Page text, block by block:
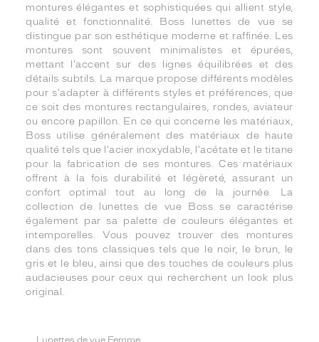
montures élégantes et sophistiquées qui allient style,
qualité et fonctionnalité. Boss lunettes de vue se
distingue par son esthétique moderne et raffinée. Les
montures sont souvent minimalistes et épurées,
mettant l'accent sur des lignes équilibrées et des
détails subtils. La marque propose différents modèles
pour s'adapter à différents styles et préférences, que
ce soit des montures rectangulaires, rondes, aviateur
ou encore papillon. En ce qui concerne les matériaux,
Boss utilise généralement des matériaux de haute
qualité tels que l'acier inoxydable, l'acétate et le titane
pour la fabrication de ses montures. Ces matériaux
offrent à la fois durabilité et légèreté, assurant un
confort optimal tout au long de la journée. La
collection de lunettes de vue Boss se caractérise
également par sa palette de couleurs élégantes et
intemporelles. Vous pouvez trouver des montures
dans des tons classiques tels que le noir, le brun, le
gris et le bleu, ainsi que des touches de couleurs plus
audacieuses pour ceux qui recherchent un look plus
original.
Lunettes de vue Femme